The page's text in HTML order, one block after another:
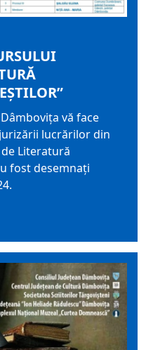
vă face
lucrărilor din
Literatură
fost desemnați